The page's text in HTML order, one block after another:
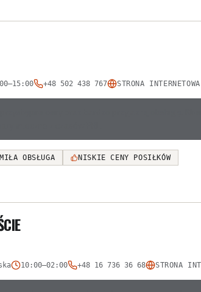
+48 502 438 767 STRONA INTERNETOWA
OBSŁUGA NISKIE CENY POSIŁKÓW
10:00–02:00 +48 16 736 36 68 STRONA